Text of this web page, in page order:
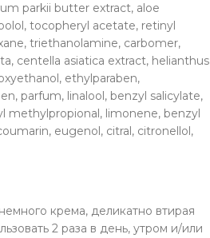
parkii butter extract, aloe
tocopheryl acetate, retinyl
triethanolamine, carbomer,
centella asiatica extract, helianthus
ethylparaben,
parfum, linalool, benzyl salicylate,
methylpropional, limonene, benzyl
eugenol, citral, citronellol,
крема, деликатно втирая
2 раза в день, утром и/или